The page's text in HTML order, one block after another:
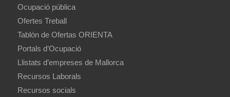
Ocupació pública
Ofertes Treball
Tablón de Ofertas ORIENTA
Portals d’Ocupació
Llistats d’empreses de Mallorca
Recursos Laborals
Recursos socials